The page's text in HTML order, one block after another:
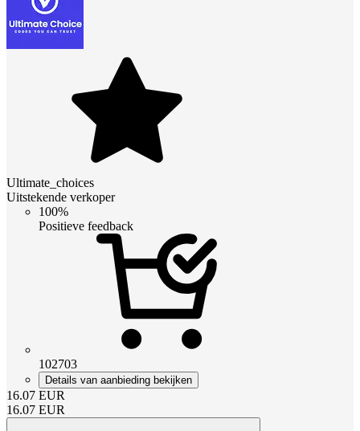
Ultimate_choices
Uitstekende verkoper
100%
Positieve feedback
102703
Details van aanbieding bekijken
16.07 EUR
16.07 EUR